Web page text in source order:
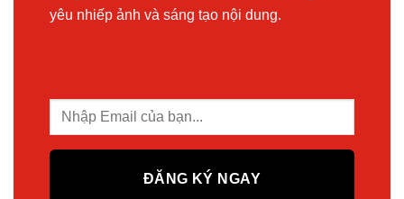
yêu nhiếp ảnh và sáng tạo nội dung.